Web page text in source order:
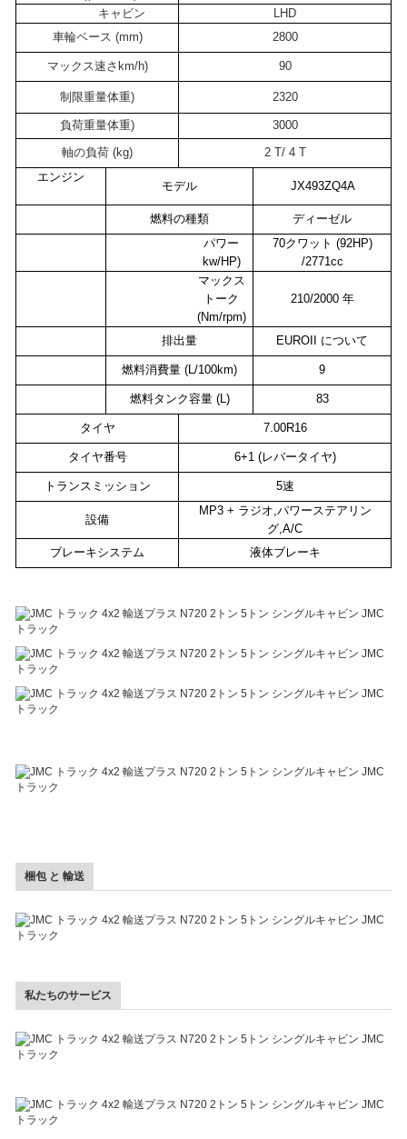
キャビン
LHD
車輪ベース (mm)
2800
マックス速さ km/h) 90
制限重量体重) 2320
負荷重量体重)
3000
軸の負荷 (kg)
2 T/ 4 T
エンジン
モデル JX493ZQ4A
燃料の種類
ディーゼル
パワー
kw/HP)
70クワット (92HP)
/2771cc
マックス
トーク
(Nm/rpm)
210/2000 年
排出量 EURO II について
燃料消費量 (L/100km) 9
燃料タンク容量 (L) 83
タイヤ 7.00R16
タイヤ番号 6+1 (レバータイヤ)
トランスミッション 5速
設備
MP3 + ラジオ,パワーステアリン
グ,A/C
ブレーキシステム
液体ブレーキ
梱包 と 輸送
私たちのサービス